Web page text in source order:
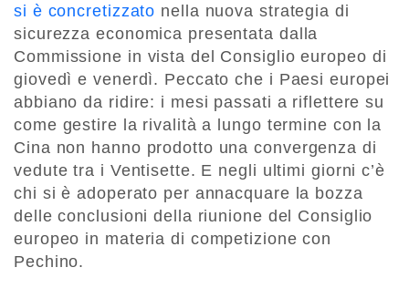
si è concretizzato nella nuova strategia di
sicurezza economica presentata dalla
Commissione in vista del Consiglio europeo di
giovedì e venerdì. Peccato che i Paesi europei
abbiano da ridire: i mesi passati a riflettere su
come gestire la rivalità a lungo termine con la
Cina non hanno prodotto una convergenza di
vedute tra i Ventisette. E negli ultimi giorni c’è
chi si è adoperato per annacquare la bozza
delle conclusioni della riunione del Consiglio
europeo in materia di competizione con
Pechino.